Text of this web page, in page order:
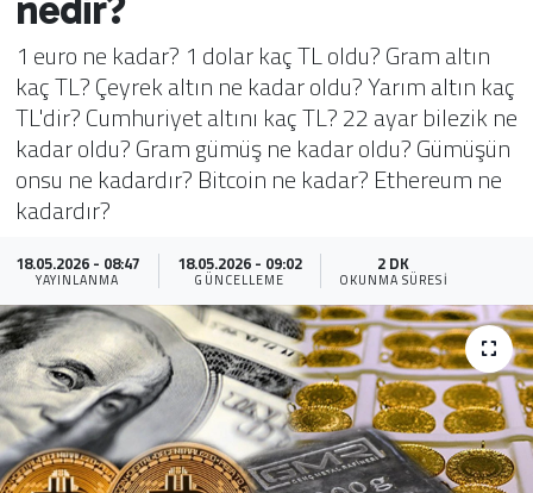
1 euro ne kadar? 1 dolar kaç TL oldu? Gram altın
kaç TL? Çeyrek altın ne kadar oldu? Yarım altın kaç
TL'dir? Cumhuriyet altını kaç TL? 22 ayar bilezik ne
kadar oldu? Gram gümüş ne kadar oldu? Gümüşün
onsu ne kadardır? Bitcoin ne kadar? Ethereum ne
kadardır?
18.05.2026 - 08:47
YAYINLANMA
18.05.2026 - 09:02
GÜNCELLEME
2 DK
OKUNMA SÜRESI
Spor
Magazin
Teknoloji
Yaşam
Sağlık
Yazarlar
Resmi İlan
Resmi Reklam
Son Dakika Haberleri
Haber Arşivi